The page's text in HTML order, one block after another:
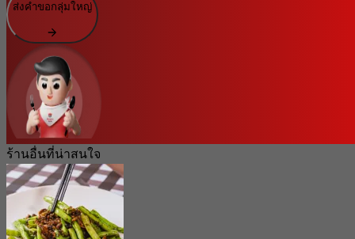
ส่งคำขอกลุ่มใหญ่
ร้านอื่นที่น่าสนใจ